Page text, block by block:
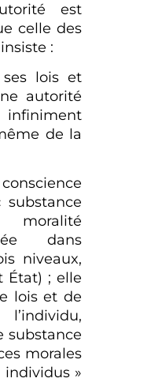
est
celle des
:
ses lois et
autorité
de la
substance
dans
niveaux,
État) ; elle
lois et de
substance
morales
»